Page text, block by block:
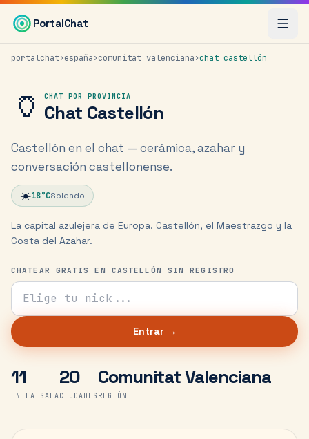
Saltar al contenido principal
PortalChat
portalchat›españa›comunitat valenciana›chat castellón
🏺 CHAT POR PROVINCIA
Chat Castellón
Castellón en el chat — cerámica, azahar y
conversación castellonense.
☀️18°CSoleado
La capital azulejera de Europa. Castellón, el Maestrazgo y la
Costa del Azahar.
CHATEAR GRATIS EN CASTELLÓN SIN REGISTRO
Tu nick para el chat
Entrar →
11
EN LA SALA
20
CIUDADES
Comunitat Valenciana
REGIÓN